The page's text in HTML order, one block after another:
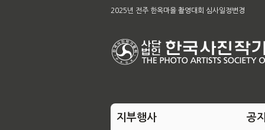
2025년 전주 한옥마을 촬영대회 심사일정변경
제58회 전북특별자치도 사진대전
제63회 전국회원작품 지상전 심사결과
[공지]2025 전주한옥마을촬영대회작품심사결과
지부행사 공